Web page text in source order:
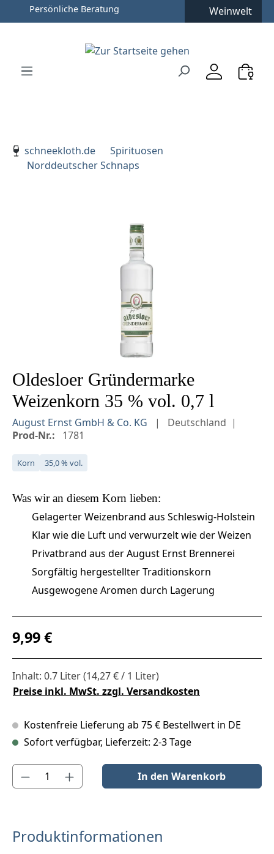
Zum Hauptinhalt springen
Zur Hauptnavigation springen
Persönliche Beratung Weinwelt
schneekloth.de
Spirituosen
Norddeutscher Schnaps
Bildergalerie überspringen
Oldesloer Gründermarke
Weizenkorn 35 % vol. 0,7 l
August Ernst GmbH & Co. KG
Deutschland
Prod-Nr.:
1781
Korn 35,0 % vol.
Was wir an diesem Korn lieben:
Gelagerter Weizenbrand aus Schleswig-Holstein
Klar wie die Luft und verwurzelt wie der Weizen
Privatbrand aus der August Ernst Brennerei
Sorgfältig hergestellter Traditionskorn
Ausgewogene Aromen durch Lagerung
Regulärer Preis:
9,99 €
Inhalt: 0.7 Liter(14,27 € / 1 Liter)
Preise inkl. MwSt. zzgl. Versandkosten
Kostenfreie Lieferung ab 75 € Bestellwert in DE
Sofort verfügbar, Lieferzeit: 2-3 Tage
Produkt Anzahl: Gib den gewünschten Wert ein oder benutze
In den Warenkorb
Produktinformationen